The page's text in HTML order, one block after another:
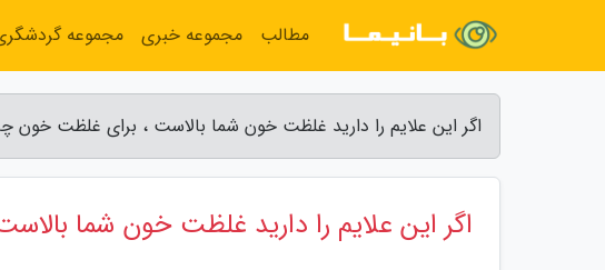
اگر این علایم را دارید غلظت خون شما بالاست ، برای غلظت خون
اگر این علایم را دارید غلظت خون شما
مطالب مجموعه خبری مجموعه